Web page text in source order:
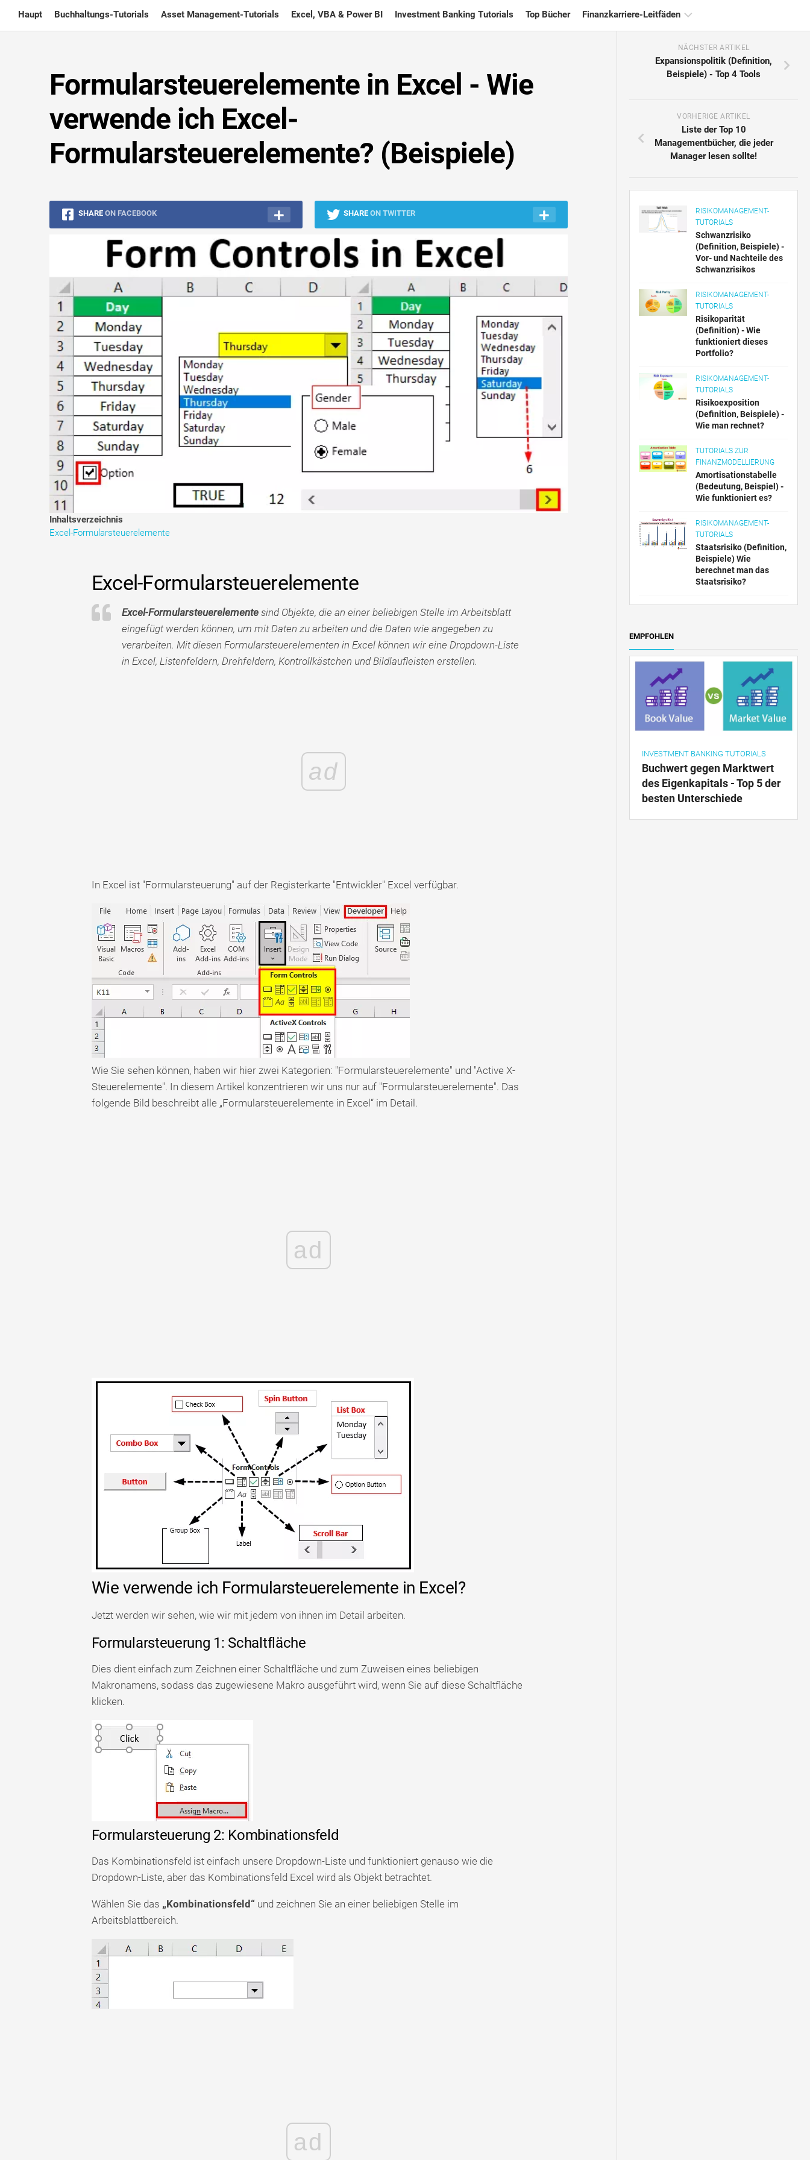
content
Haupt Buchhaltungs-Tutorials Asset Management-Tutorials Excel, VBA & Power BI Investment Banking Tutorials Top Bücher Finanzkarriere-Leitfäden
Finanzmodellierung
Formularsteuerelemente in Excel - Wie
verwende ich Excel-
Formularsteuerelemente? (Beispiele)
SHARE ON FACEBOOK SHARE ON TWITTER
Inhaltsverzeichnis
Excel-Formularsteuerelemente
Excel-Formularsteuerelemente
Excel-Formularsteuerelementesind Objekte, die an einer beliebigen Stelle im Arbeitsblatt
eingefügt werden können, um mit Daten zu arbeiten und die Daten wie angegeben zu
verarbeiten. Mit diesen Formularsteuerelementen in Excel können wir eine Dropdown-Liste
in Excel, Listenfeldern, Drehfeldern, Kontrollkästchen und Bildlaufleisten erstellen.
ad
In Excel ist "Formularsteuerung" auf der Registerkarte "Entwickler" Excel verfügbar.
Wie Sie sehen können, haben wir hier zwei Kategorien: "Formularsteuerelemente" und "Active X-
Steuerelemente". In diesem Artikel konzentrieren wir uns nur auf "Formularsteuerelemente". Das
folgende Bild beschreibt alle „Formularsteuerelemente in Excel“ im Detail.
ad
Wie verwende ich Formularsteuerelemente in Excel?
Jetzt werden wir sehen, wie wir mit jedem von ihnen im Detail arbeiten.
Formularsteuerung 1: Schaltfläche
Dies dient einfach zum Zeichnen einer Schaltfläche und zum Zuweisen eines beliebigen
Makronamens, sodass das zugewiesene Makro ausgeführt wird, wenn Sie auf diese Schaltfläche
klicken.
Formularsteuerung 2: Kombinationsfeld
Das Kombinationsfeld ist einfach unsere Dropdown-Liste und funktioniert genauso wie die
Dropdown-Liste, aber das Kombinationsfeld Excel wird als Objekt betrachtet.
Wählen Sie das „Kombinationsfeld“und zeichnen Sie an einer beliebigen Stelle im
Arbeitsblattbereich.
ad
NÄCHSTER ARTIKEL
Expansionspolitik (Definition,
Beispiele) - Top 4 Tools
VORHERIGE ARTIKEL
Liste der Top 10
Managementbücher, die jeder
Manager lesen sollte!
RISIKOMANAGEMENT-
TUTORIALS
Schwanzrisiko
(Definition, Beispiele) -
Vor- und Nachteile des
Schwanzrisikos
RISIKOMANAGEMENT-
TUTORIALS
Risikoparität
(Definition) - Wie
funktioniert dieses
Portfolio?
RISIKOMANAGEMENT-
TUTORIALS
Risikoexposition
(Definition, Beispiele) -
Wie man rechnet?
TUTORIALS ZUR
FINANZMODELLIERUNG
Amortisationstabelle
(Bedeutung, Beispiel) -
Wie funktioniert es?
RISIKOMANAGEMENT-
TUTORIALS
Staatsrisiko (Definition,
Beispiele) Wie
berechnet man das
Staatsrisiko?
EMPFOHLEN
INVESTMENT BANKING TUTORIALS
Buchwert gegen Marktwert
des Eigenkapitals - Top 5 der
besten Unterschiede